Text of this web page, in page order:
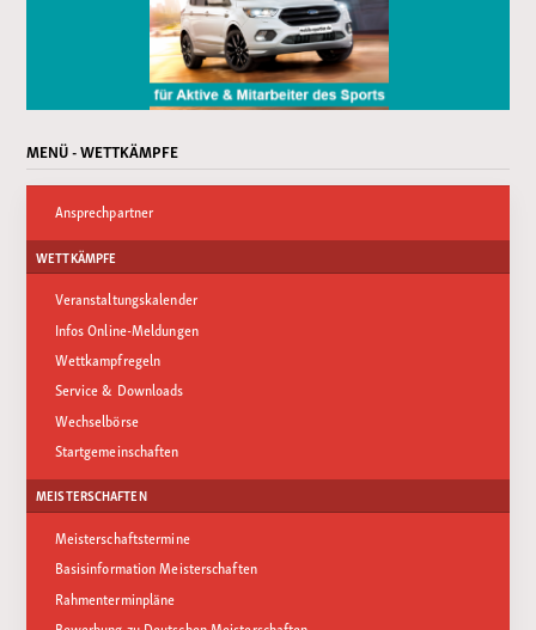
MENÜ - WETTKÄMPFE
Ansprechpartner
WETTKÄMPFE
Veranstaltungskalender
Infos Online-Meldungen
Wettkampfregeln
Service & Downloads
Wechselbörse
Startgemeinschaften
MEISTERSCHAFTEN
Meisterschaftstermine
Basisinformation Meisterschaften
Rahmenterminpläne